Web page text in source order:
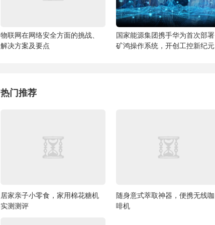
物联网在网络安全方面的挑战、
解决方案及要点
国家能源集团携手华为首次部署
矿鸿操作系统，开创工控新纪元
热门推荐
居家亲子小零食，家用棉花糖机
实测测评
随身意式萃取神器，便携无线咖
啡机